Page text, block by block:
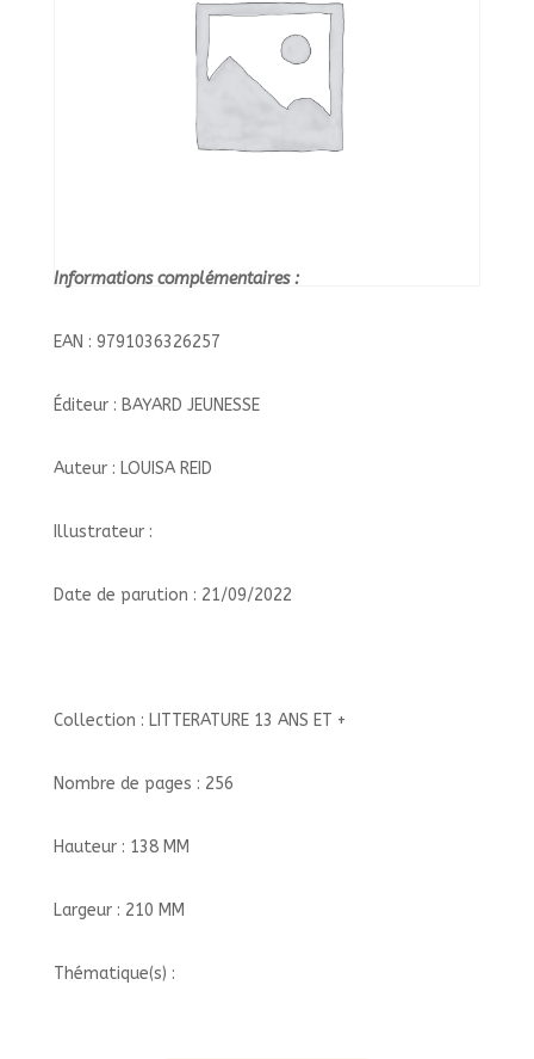
Informations complémentaires :
EAN : 9791036326257
Éditeur : BAYARD JEUNESSE
Auteur : LOUISA REID
Illustrateur :
Date de parution : 21/09/2022
Collection : LITTERATURE 13 ANS ET +
Nombre de pages : 256
Hauteur : 138 MM
Largeur : 210 MM
Thématique(s) :